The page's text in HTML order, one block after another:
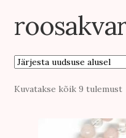
Ehted
Soodusmüük
Kingiideed
Kuvatakse kõik 9 tulemust